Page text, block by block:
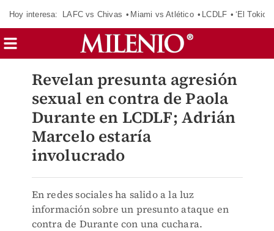
Hoy interesa: LAFC vs Chivas Miami vs Atlético LCDLF ‘El Tokio’
Revelan presunta agresión
sexual en contra de Paola
Durante en LCDLF; Adrián
Marcelo estaría
involucrado
En redes sociales ha salido a la luz
información sobre un presunto ataque en
contra de Durante con una cuchara.